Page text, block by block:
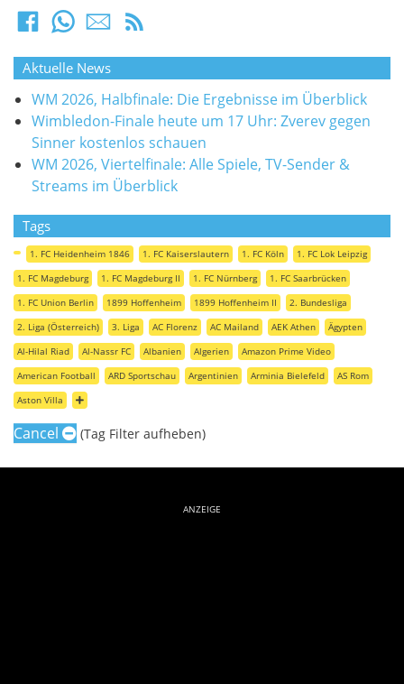
Aktuelle News
WM 2026, Halbfinale: Die Ergebnisse im Überblick
Wimbledon-Finale heute um 17 Uhr: Zverev gegen
Sinner kostenlos schauen
WM 2026, Viertelfinale: Alle Spiele, TV-Sender &
Streams im Überblick
Tags
1. FC Heidenheim 1846 1. FC Kaiserslautern 1. FC Köln
1. FC Lok Leipzig
1. FC Magdeburg
1. FC Magdeburg II 1. FC Nürnberg
1. FC Saarbrücken
1. FC Union Berlin
1899 Hoffenheim 1899 Hoffenheim II
2. Bundesliga
2. Liga (Österreich)
3. Liga AC Florenz AC Mailand AEK Athen
Ägypten
Al-Hilal Riad
Al-Nassr FC Albanien Algerien
Amazon Prime Video
American Football
ARD Sportschau Argentinien Arminia Bielefeld
AS Rom
Aston Villa
Cancel (Tag Filter aufheben)
ANZEIGE